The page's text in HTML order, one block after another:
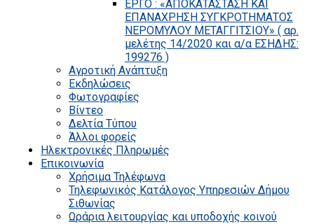
ΕΡΓΟ : «ΑΠΟΚΑΤΑΣΤΑΣΗ ΚΑΙ
ΕΠΑΝΑΧΡΗΣΗ ΣΥΓΚΡΟΤΗΜΑΤΟΣ
ΝΕΡΟΜΥΛΟΥ ΜΕΤΑΓΓΙΤΣΙΟΥ» ( αρ.
μελέτης 14/2020 και α/α ΕΣΗΔΗΣ:
199276 )
Αγροτική Ανάπτυξη
Εκδηλώσεις
Φωτογραφίες
Βίντεο
Δελτία Τύπου
Άλλοι φορείς
Ηλεκτρονικές Πληρωμές
Επικοινωνία
Χρήσιμα Τηλέφωνα
Τηλεφωνικός Κατάλογος Υπηρεσιών Δήμου
Σιθωνίας
Ωράρια λειτουργίας και υποδοχής κοινού